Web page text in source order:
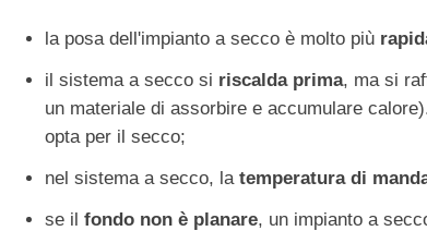
la posa dell'impianto a secco è molto più
il sistema a secco si riscalda prima, ma si
un materiale di assorbire e accumulare
opta per il secco;
nel sistema a secco, la temperatura di
se il fondo non è planare, un impianto a